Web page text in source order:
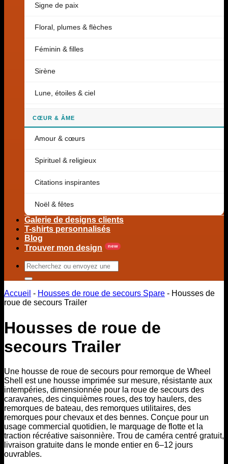
Signe de paix
Floral, plumes & flèches
Féminin & filles
Sirène
Lune, étoiles & ciel
CŒUR & ÂME
Amour & cœurs
Spirituel & religieux
Citations inspirantes
Noël & fêtes
Galerie de designs clients
T-shirts personnalisés
Blog
Trouver mon design
Rechercher
:
Accueil - Housses de roue de secours Spare - Housses de
roue de secours Trailer
Housses de roue de
secours Trailer
Une housse de roue de secours pour remorque de Wheel
Shell est une housse imprimée sur mesure, résistante aux
intempéries, dimensionnée pour la roue de secours des
caravanes, des cinquièmes roues, des toy haulers, des
remorques de bateau, des remorques utilitaires, des
remorques pour chevaux et des bennes. Conçue pour un
usage commercial quotidien, le marquage de flotte et la
traction récréative saisonnière. Trou de caméra centré gratuit,
livraison gratuite dans le monde entier en 6–12 jours
ouvrables.